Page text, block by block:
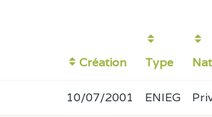
Création Type
10/07/2001 ENIEG